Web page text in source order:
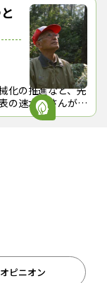
化の推進など、先
の速水勉さんが
歳。葬儀・告別
ピニオン